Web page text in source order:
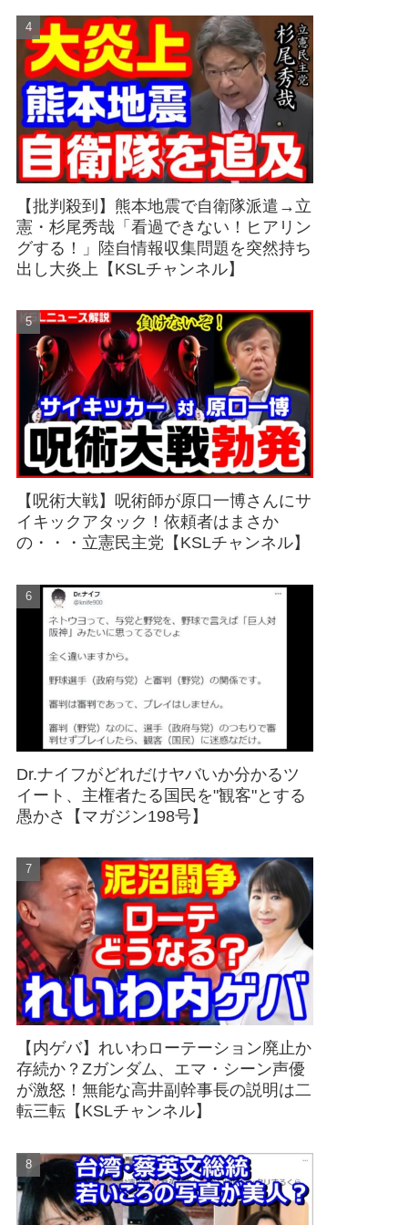
【批判殺到】熊本地震で自衛隊派遣→立
憲・杉尾秀哉「看過できない！ヒアリン
グする！」陸自情報収集問題を突然持ち
出し大炎上【KSLチャンネル】
【呪術大戦】呪術師が原口一博さんにサ
イキックアタック！依頼者はまさか
の・・・立憲民主党【KSLチャンネル】
Dr.ナイフがどれだけヤバいか分かるツ
イート、主権者たる国民を"観客"とする
愚かさ【マガジン198号】
【内ゲバ】れいわローテーション廃止か
存続か？Zガンダム、エマ・シーン声優
が激怒！無能な高井副幹事長の説明は二
転三転【KSLチャンネル】